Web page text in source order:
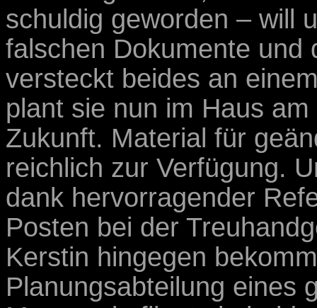
schuldig geworden – will
falschen Dokumente und
versteckt beides an
plant sie nun im Haus
Zukunft. Material für
reichlich zur Verfügung.
dank hervorragender
Posten bei der
Kerstin hingegen
Planungsabteilung eines